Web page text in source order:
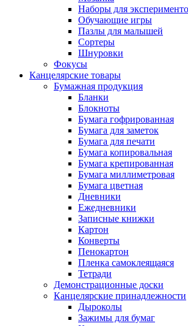
Наборы для
Обучающие игры
Пазлы для малышей
Сортеры
Шнуровки
Фокусы
Канцелярские товары
Бумажная продукция
Бланки
Блокноты
Бумага гофрированная
Бумага для заметок
Бумага для печати
Бумага копировальная
Бумага крепированная
Бумага миллиметровая
Бумага цветная
Дневники
Ежедневники
Записные книжки
Картон
Конверты
Пенокартон
Пленка самоклеящаяся
Тетради
Демонстрационные доски
Канцелярские принадлежности
Дыроколы
Зажимы для бумаг